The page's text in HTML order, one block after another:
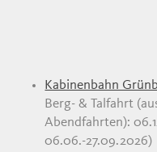
Kabinenbahn
Berg- & Talfahrt
Abendfahrten):
06.06.-27.09.2026)